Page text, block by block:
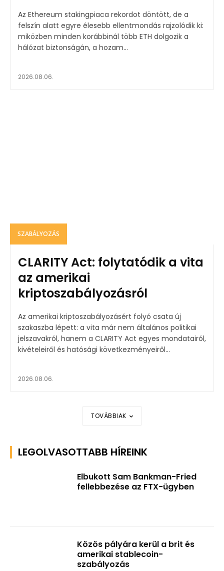
Az Ethereum stakingpiaca rekordot döntött, de a
felszín alatt egyre élesebb ellentmondás rajzolódik ki:
miközben minden korábbinál több ETH dolgozik a
hálózat biztonságán, a hozam...
2026.08.06.
SZABÁLYOZÁS
CLARITY Act: folytatódik a vita
az amerikai
kriptoszabályozásról
Az amerikai kriptoszabályozásért folyó csata új
szakaszba lépett: a vita már nem általános politikai
jelszavakról, hanem a CLARITY Act egyes mondatairól,
kivételeiről és hatósági következményeiről...
2026.08.06.
TOVÁBBIAK
LEGOLVASOTTABB HÍREINK
Elbukott Sam Bankman-Fried
fellebbezése az FTX-ügyben
Közös pályára kerül a brit és
amerikai stablecoin-
szabályozás